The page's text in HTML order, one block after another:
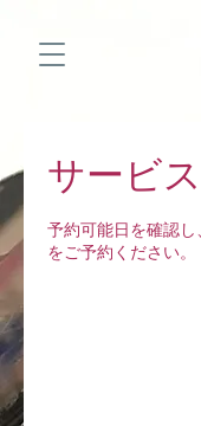
サービ
予約可能日を確認
をご予約ください。